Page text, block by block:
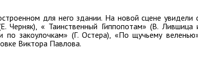
для него здании. На новой сцене увидели
Черняк), « Таинственный Гиппопотам» (В. Лившица
по закоулочкам» (Г. Остера), «По щучьему
Виктора Павлова.